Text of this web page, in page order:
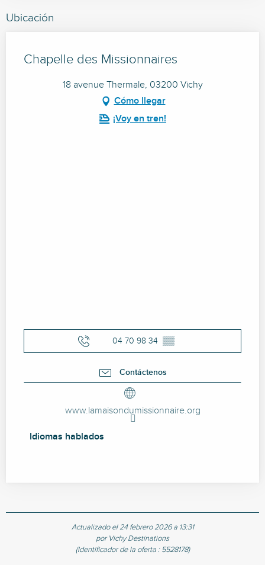
Ubicación
Chapelle des Missionnaires
18 avenue Thermale, 03200 Vichy
Cómo llegar
¡Voy en tren!
04 70 98 34 ▒▒
Contáctenos
www.lamaisondumissionnaire.org
Idiomas hablados
Idiomas hablados
Actualizado el 24 febrero 2026 a 13:31
por Vichy Destinations
(Identificador de la oferta : 5528178)